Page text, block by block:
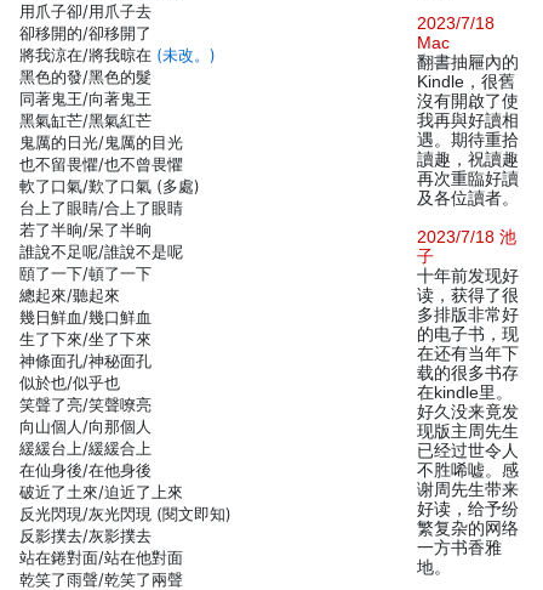
用爪子卻/用爪子去
卻移開的/卻移開了
將我涼在/將我晾在 (未改。)
黑色的發/黑色的髮
同著鬼王/向著鬼王
黑氣缸芒/黑氣紅芒
鬼厲的日光/鬼厲的目光
也不留畏懼/也不曾畏懼
軟了口氣/歎了口氣 (多處)
台上了眼睛/合上了眼睛
若了半晌/呆了半晌
誰說不足呢/誰說不是呢
頤了一下/頓了一下
總起來/聽起來
幾日鮮血/幾口鮮血
生了下來/坐了下來
神條面孔/神秘面孔
似於也/似乎也
笑聲了亮/笑聲嘹亮
向山個人/向那個人
緩緩台上/緩緩合上
在仙身後/在他身後
破近了土來/迫近了上來
反光閃現/灰光閃現 (閱文即知)
反影撲去/灰影撲去
站在錈對面/站在他對面
乾笑了雨聲/乾笑了兩聲
2023/7/18
Mac
翻書抽屜內的
Kindle，很舊
沒有開啟了使
我再與好讀相
遇。期待重拾
讀趣，祝讀趣
再次重臨好讀
及各位讀者。
2023/7/18 池
子
十年前发现好
读，获得了很
多排版非常好
的电子书，现
在还有当年下
载的很多书存
在kindle里。
好久没来竟发
现版主周先生
已经过世令人
不胜唏嘘。感
谢周先生带来
好读，给予纷
繁复杂的网络
一方书香雅
地。